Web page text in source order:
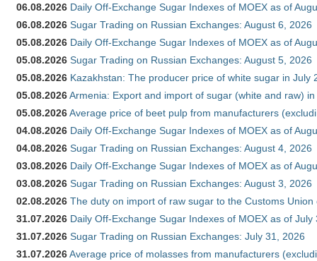
06.08.2026 Daily Off-Exchange Sugar Indexes of MOEX as of
06.08.2026 Sugar Trading on Russian Exchanges: August 6, 2026
05.08.2026 Daily Off-Exchange Sugar Indexes of MOEX as of
05.08.2026 Sugar Trading on Russian Exchanges: August 5, 2026
05.08.2026 Kazakhstan: The producer price of white sugar in July
05.08.2026Armenia: Export and import of sugar (white and raw)
05.08.2026Average price of beet pulp from manufacturers
04.08.2026 Daily Off-Exchange Sugar Indexes of MOEX as of
04.08.2026 Sugar Trading on Russian Exchanges: August 4, 2026
03.08.2026 Daily Off-Exchange Sugar Indexes of MOEX as of
03.08.2026 Sugar Trading on Russian Exchanges: August 3, 2026
02.08.2026 The duty on import of raw sugar to the Customs
31.07.2026 Daily Off-Exchange Sugar Indexes of MOEX as of July
31.07.2026 Sugar Trading on Russian Exchanges: July 31, 2026
31.07.2026Average price of molasses from manufacturers